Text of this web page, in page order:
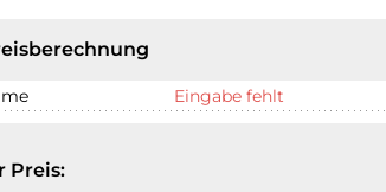
Eingabe fehlt
Preis: